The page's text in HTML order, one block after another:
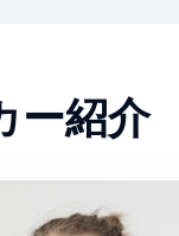
ー紹介